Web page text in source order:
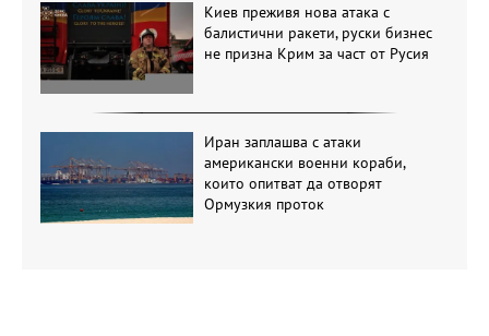
Киев преживя нова атака с
балистични ракети, руски бизнес
не призна Крим за част от Русия
Иран заплашва с атаки
американски военни кораби,
които опитват да отворят
Ормузкия проток